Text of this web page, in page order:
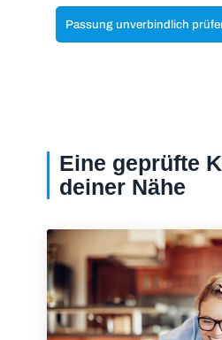
Passung unverbindlich
Eine geprüfte
deiner Nähe